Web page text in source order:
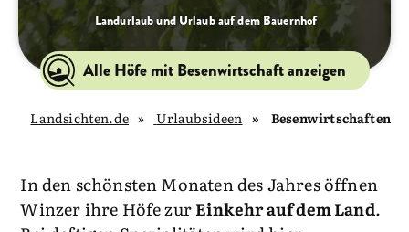
Landurlaub und Urlaub auf dem Bauernhof
Alle Höfe mit Besenwirtschaft anzeigen
Besenwirtschaften
Urlaubsideen
Landsichten.de
In den schönsten Monaten des Jahres öffnen
Winzer ihre Höfe zurEinkehr auf dem Land.